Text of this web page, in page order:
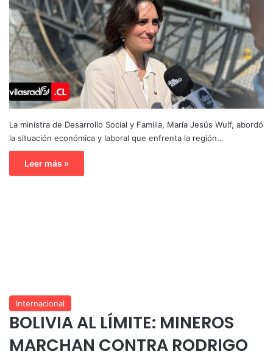
La ministra de Desarrollo Social y Familia, María Jesús Wulf, abordó
la situación económica y laboral que enfrenta la región…
Leer más »
Internacional
BOLIVIA AL LÍMITE: MINEROS
MARCHAN CONTRA RODRIGO